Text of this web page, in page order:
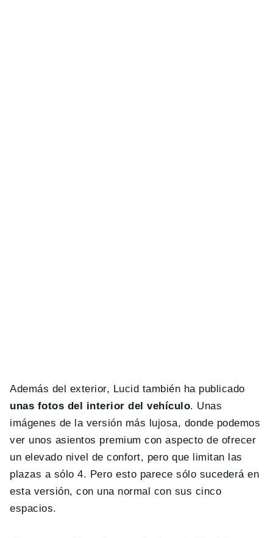
Además del exterior, Lucid también ha publicado
unas fotos del interior del vehículo. Unas
imágenes de la versión más lujosa, donde podemos
ver unos asientos premium con aspecto de ofrecer
un elevado nivel de confort, pero que limitan las
plazas a sólo 4. Pero esto parece sólo sucederá en
esta versión, con una normal con sus cinco
espacios.